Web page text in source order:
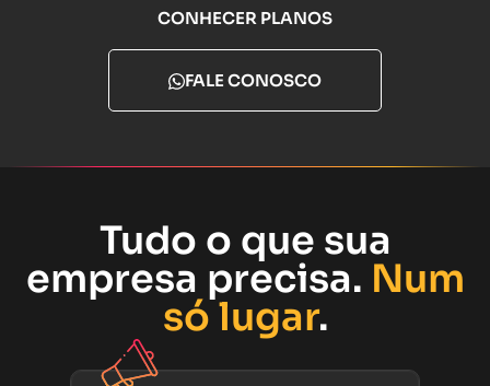
CONHECER PLANOS
FALE CONOSCO
Tudo o que sua
empresa precisa. Num
só lugar.